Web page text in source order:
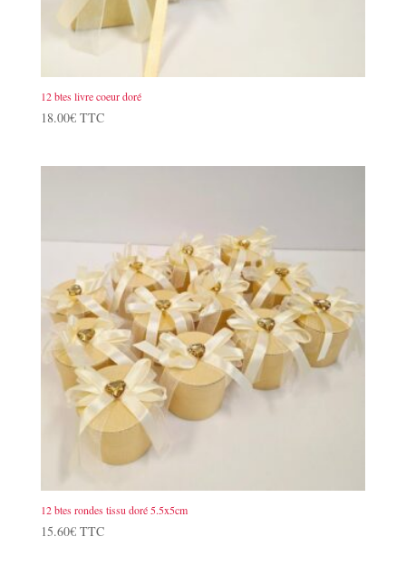
12 btes livre coeur doré
18.00€ TTC
12 btes rondes tissu doré 5.5x5cm
15.60€ TTC